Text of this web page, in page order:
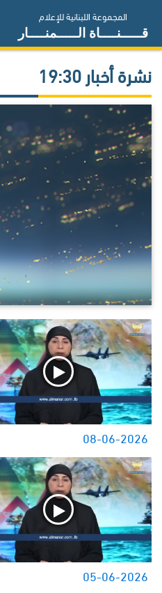
المجموعة اللبنانية للإعلام
قـــــنــــاة الـــــمنــــار
نشرة أخبار 19:30
08-06-2026
05-06-2026